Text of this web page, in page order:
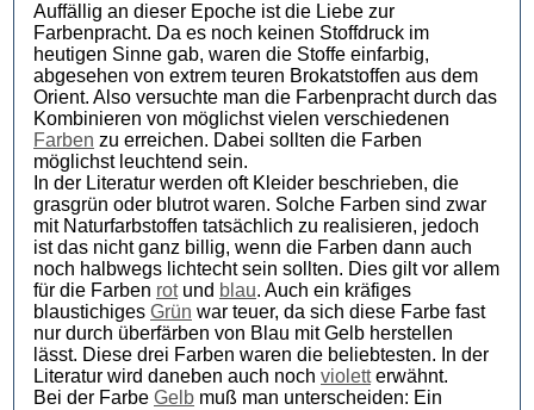
Auffällig an dieser Epoche ist die Liebe zur
Farbenpracht. Da es noch keinen Stoffdruck im
heutigen Sinne gab, waren die Stoffe einfarbig,
abgesehen von extrem teuren Brokatstoffen aus dem
Orient. Also versuchte man die Farbenpracht durch das
Kombinieren von möglichst vielen verschiedenen
Farben zu erreichen. Dabei sollten die Farben
möglichst leuchtend sein.
In der Literatur werden oft Kleider beschrieben, die
grasgrün oder blutrot waren. Solche Farben sind zwar
mit Naturfarbstoffen tatsächlich zu realisieren, jedoch
ist das nicht ganz billig, wenn die Farben dann auch
noch halbwegs lichtecht sein sollten. Dies gilt vor allem
für die Farben rotund blau. Auch ein kräfiges
blaustichiges Grün war teuer, da sich diese Farbe fast
nur durch überfärben von Blau mit Gelb herstellen
lässt. Diese drei Farben waren die beliebtesten. In der
Literatur wird daneben auch noch violetterwähnt.
Bei der Farbe Gelb muß man unterscheiden: Ein